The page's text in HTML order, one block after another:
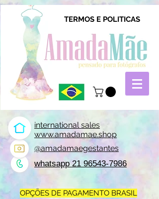
international sales
www.amadamae.shop
@amadamaegestantes
whatsapp 21 96543-7986
TERMOS E POLITICAS
OPÇÕES DE PAGAMENTO BRASIL